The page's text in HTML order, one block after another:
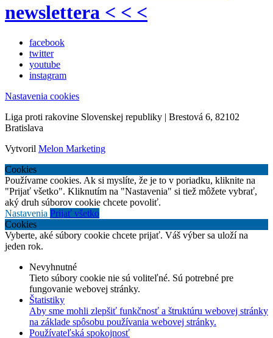
newslettera < < <
facebook
twitter
youtube
instagram
Nastavenia cookies
Liga proti rakovine Slovenskej republiky | Brestová 6, 82102
Bratislava
Vytvoril Melon Marketing
Cookies
Používame cookies. Ak si myslíte, že je to v poriadku, kliknite na
"Prijať všetko". Kliknutím na "Nastavenia" si tiež môžete vybrať,
aký druh súborov cookie chcete povoliť.
Nastavenia Prijať všetko
Cookies
Vyberte, aké súbory cookie chcete prijať. Váš výber sa uloží na
jeden rok.
Nevyhnutné
Tieto súbory cookie nie sú voliteľné. Sú potrebné pre
fungovanie webovej stránky.
Štatistiky
Aby sme mohli zlepšiť funkčnosť a štruktúru webovej stránky
na základe spôsobu používania webovej stránky.
Používateľská spokojnosť